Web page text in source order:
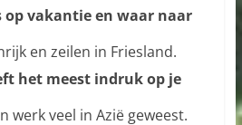
op vakantie en waar naar
en zeilen in Friesland.
het meest indruk op je
werk veel in Azië geweest.